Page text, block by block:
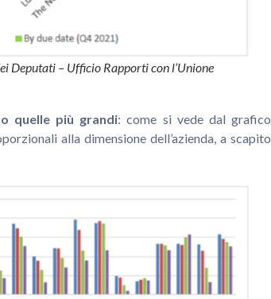
Deputati – Ufficio Rapporti con l’Unione
quelle più grandi: come si vede dal grafico
alla dimensione dell’azienda, a scapito